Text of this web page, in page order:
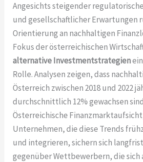
Angesichts steigender
und gesellschaftlicher Erwartungen
Orientierung an nachhaltigen
Fokus der österreichischen
alternative Investmentstrategien
Rolle. Analysen zeigen, dass
Österreich zwischen 2018 und 2022
durchschnittlich 12% gewachsen
Österreichische
Unternehmen, die diese Trends
und integrieren, sichern sich
gegenüber Wettbewerbern, die